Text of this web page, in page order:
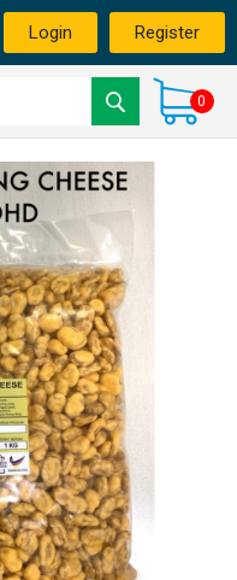
Login Register
0